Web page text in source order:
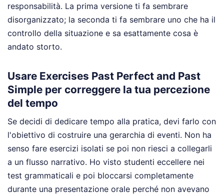
responsabilità. La prima versione ti fa sembrare
disorganizzato; la seconda ti fa sembrare uno che ha il
controllo della situazione e sa esattamente cosa è
andato storto.
Usare Exercises Past Perfect and Past
Simple per correggere la tua percezione
del tempo
Se decidi di dedicare tempo alla pratica, devi farlo con
l'obiettivo di costruire una gerarchia di eventi. Non ha
senso fare esercizi isolati se poi non riesci a collegarli
a un flusso narrativo. Ho visto studenti eccellere nei
test grammaticali e poi bloccarsi completamente
durante una presentazione orale perché non avevano